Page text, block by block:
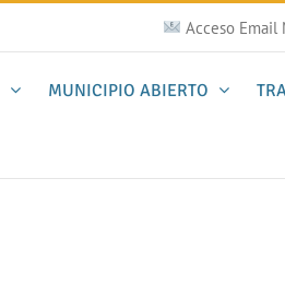
Acceso Email
MUNICIPIO ABIERTO